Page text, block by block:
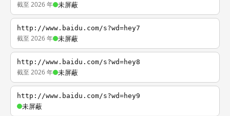
截至 2026 年 未屏蔽
http://www.baidu.com/s?wd=hey7
截至 2026 年 未屏蔽
http://www.baidu.com/s?wd=hey8
截至 2026 年 未屏蔽
http://www.baidu.com/s?wd=hey9
未屏蔽